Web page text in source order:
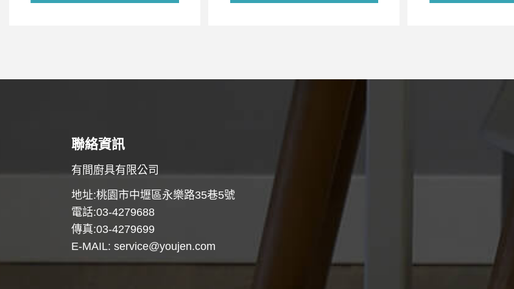
聯絡資訊
有間廚具有限公司
地址:桃園市中壢區永樂路35巷5號
電話:03-4279688
傳真:03-4279699
E-MAIL: service@youjen.com